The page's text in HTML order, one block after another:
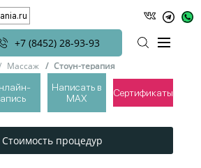
+7 (8452) 28-93-93
Написать в
MAX
Сертификаты
Массаж Стоун-терапия
Стоимость процедур